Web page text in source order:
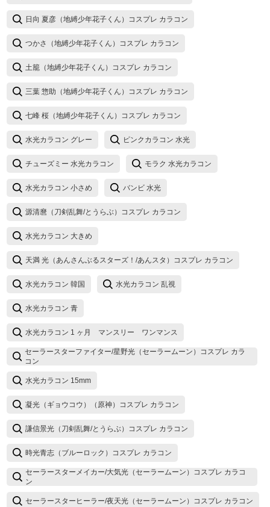
日向 夏彦（地縛少年花子くん）コスプレ カラコン
つかさ（地縛少年花子くん）コスプレ カラコン
土籠（地縛少年花子くん）コスプレ カラコン
三葉 惣助（地縛少年花子くん）コスプレ カラコン
七峰 桜（地縛少年花子くん）コスプレ カラコン
水光カラコン グレー ピンクカラコン 水光
チューズミー 水光カラコン モラク 水光カラコン
水光カラコン 小さめ バンビ 水光
源清麿（刀剣乱舞/とうらぶ）コスプレ カラコン
水光カラコン 大きめ
天満 光（あんさんぶるスターズ！/あんスタ）コスプレ カラコン
水光カラコン 韓国 水光カラコン 乱視
水光カラコン 青
水光カラコン 1 ヶ月 マンスリー ワンマンス
セーラースターファイター/星野光（セーラームーン）コスプレ カラ
コン
水光カラコン 15mm
凝光（ギョウコウ）（原神）コスプレ カラコン
謙信景光（刀剣乱舞/とうらぶ）コスプレ カラコン
時光青志（ブルーロック）コスプレ カラコン
セーラースターメイカー/大気光（セーラームーン）コスプレ カラコ
ン
セーラースターヒーラー/夜天光（セーラームーン）コスプレ カラコン